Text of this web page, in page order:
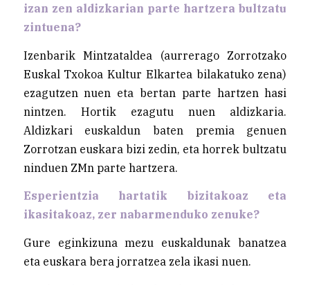
izan zen aldizkarian parte hartzera bultzatu
zintuena?
Izenbarik Mintzataldea (aurrerago Zorrotzako
Euskal Txokoa Kultur Elkartea bilakatuko zena)
ezagutzen nuen eta bertan parte hartzen hasi
nintzen. Hortik ezagutu nuen aldizkaria.
Aldizkari euskaldun baten premia genuen
Zorrotzan euskara bizi zedin, eta horrek bultzatu
ninduen ZMn parte hartzera.
Esperientzia hartatik bizitakoaz eta
ikasitakoaz, zer nabarmenduko zenuke?
Gure eginkizuna mezu euskaldunak banatzea
eta euskara bera jorratzea zela ikasi nuen.